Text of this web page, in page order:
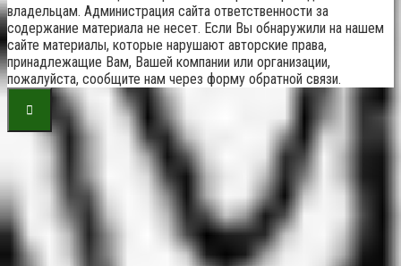
владельцам. Администрация сайта ответственности за
содержание материала не несет. Если Вы обнаружили на нашем
сайте материалы, которые нарушают авторские права,
принадлежащие Вам, Вашей компании или организации,
пожалуйста, сообщите нам через форму обратной связи.